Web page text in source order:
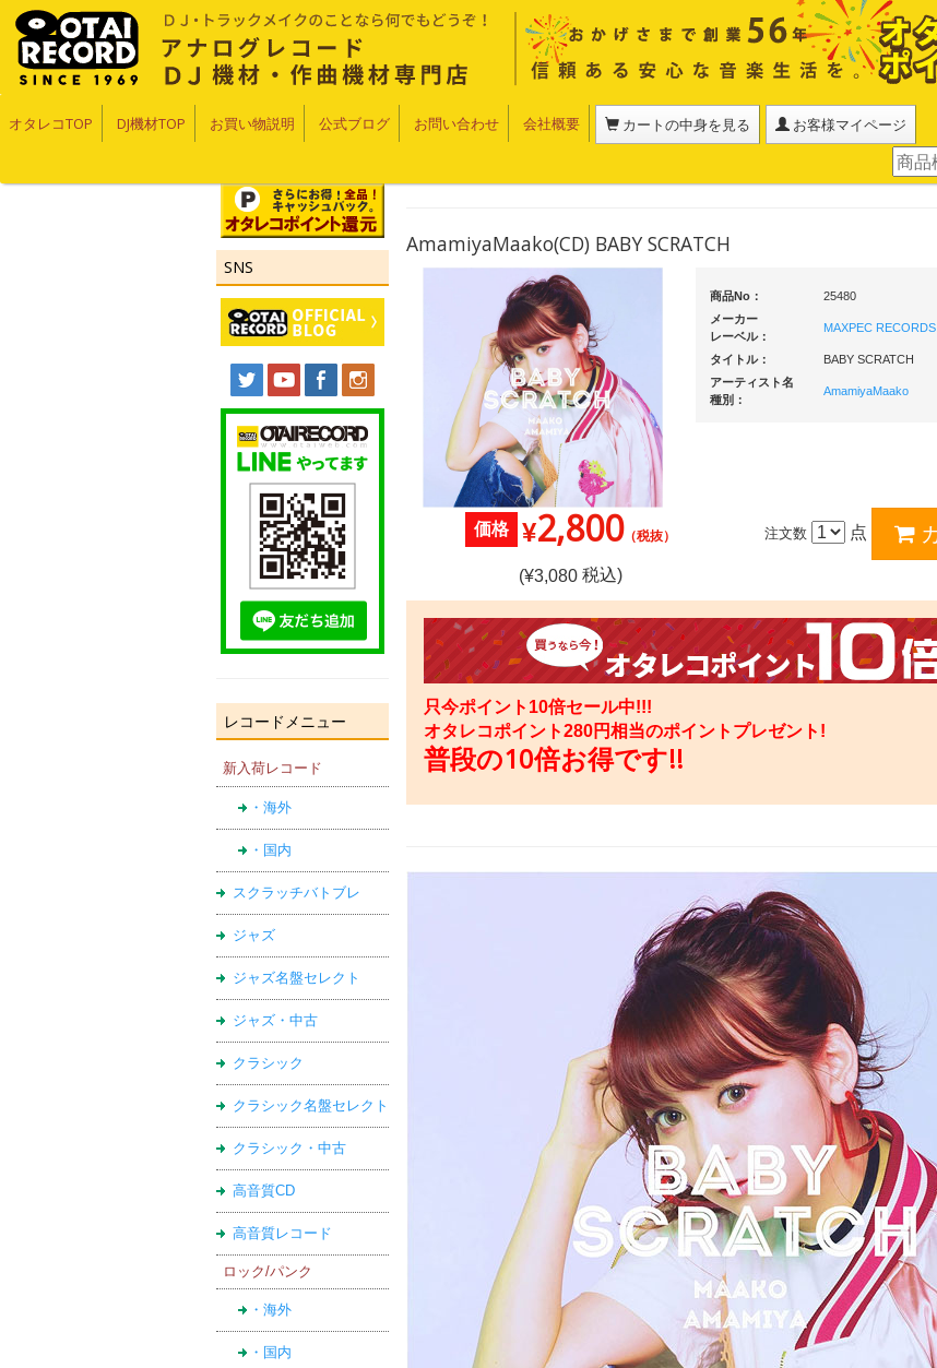
オタレコTOP DJ機材TOP お買い物説明 公式ブログ お問い合わせ 会社概要 カートの中身を見る お客様マイページ
SNS
レコードメニュー
新入荷レコード
・海外
・国内
スクラッチバトブレ
ジャズ
ジャズ名盤セレクト
ジャズ・中古
クラシック
クラシック名盤セレクト
クラシック・中古
高音質CD
高音質レコード
ロック/パンク
・海外
・国内
AmamiyaMaako(CD) BABY SCRATCH
商品No：
25480
メーカー
レーベル：
MAXPEC RECORDS
タイトル：
BABY SCRATCH
アーティスト名
種別：
AmamiyaMaako
価格 ¥2,800（税抜）
(¥3,080税込)
注文数 点
只今ポイント10倍セール中!!!
オタレコポイント280円相当のポイントプレゼント!
普段の10倍お得です!!